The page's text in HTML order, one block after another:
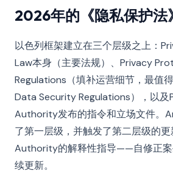
2026年的《隐私保护法
以色列框架建立在三个层级之上：
Law本身（主要法规）、Privacy
Regulations（填补运营细节，最值
Data Security Regulations），以
Authority发布的指令和立场文件。
了第一层级，并触发了第二层级的
Authority的解释性指导——自修正案
续更新。